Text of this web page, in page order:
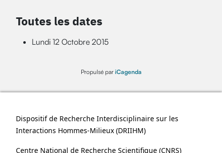
Toutes les dates
Lundi 12 Octobre 2015
Propulsé par iCagenda
Dispositif de Recherche Interdisciplinaire sur les
Interactions Hommes-Milieux (DRIIHM)
Centre National de Recherche Scientifique (CNRS)